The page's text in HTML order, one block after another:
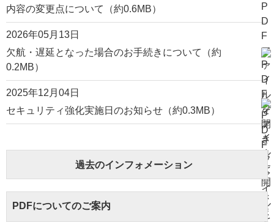
内容の変更点について（約0.6MB）
2026年05月13日
欠航・遅延となった場合のお手続きについて（約
0.2MB）
2025年12月04日
セキュリティ強化実施日のお知らせ（約0.3MB）
過去のインフォメーション
PDFについてのご案内